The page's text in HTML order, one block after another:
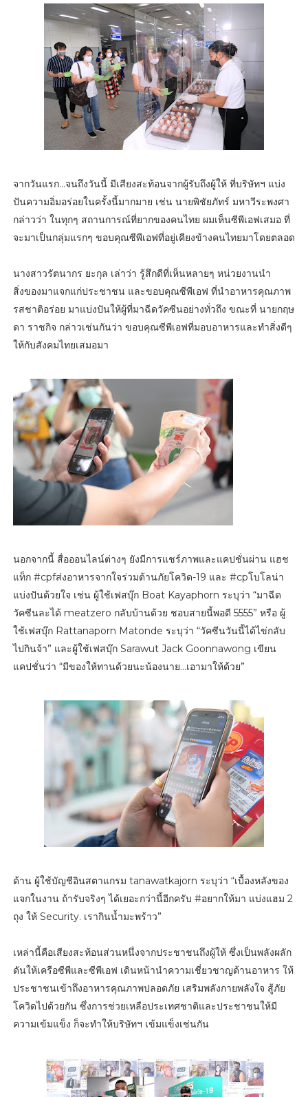
จากวันแรก...จนถึงวันนี้ มีเสียงสะท้อนจากผู้รับถึงผู้ให้ ที่บริษัทฯ แบ่ง
ปันความอิ่มอร่อยในครั้งนี้มากมาย เช่น นายพิชัยภัทร์ มหาวีระพงศา
กล่าวว่า ในทุกๆ สถานการณ์ที่ยากของคนไทย ผมเห็นซีพีเอฟเสมอ ที่
จะมาเป็นกลุ่มแรกๆ ขอบคุณซีพีเอฟที่อยู่เคียงข้างคนไทยมาโดยตลอด
นางสาวรัตนากร ยะกุล เล่าว่า รู้สึกดีที่เห็นหลายๆ หน่วยงานนำ
สิ่งของมาแจกแก่ประชาชน และขอบคุณซีพีเอฟ ที่นำอาหารคุณภาพ
รสชาติอร่อย มาแบ่งปันให้ผู้ที่มาฉีดวัคซีนอย่างทั่วถึง ขณะที่ นายกฤษ
ดา ราชกิจ กล่าวเช่นกันว่า ขอบคุณซีพีเอฟที่มอบอาหารและทำสิ่งดีๆ
ให้กับสังคมไทยเสมอมา
นอกจากนี้ สื่อออนไลน์ต่างๆ ยังมีการแชร์ภาพและแคปชั่นผ่าน แฮช
แท็ก #cpfส่งอาหารจากใจร่วมต้านภัยโควิด-19 และ #cpโบโลน่า
แบ่งปันด้วยใจ เช่น ผู้ใช้เฟสบุ๊ก Boat Kayaphorn ระบุว่า “มาฉีด
วัคซีนละได้ meatzero กลับบ้านด้วย ชอบสายนี้พอดี 5555” หรือ ผู้
ใช้เฟสบุ๊ก Rattanaporn Matonde ระบุว่า “วัคซีนวันนี้ได้ไข่กลับ
ไปกินจ้า” และผู้ใช้เฟสบุ๊ก Sarawut Jack Goonnawong เขียน
แคปชั่นว่า “มีของให้ทานด้วยนะน้องนาย...เอามาให้ด้วย”
ด้าน ผู้ใช้บัญชีอินสตาแกรม tanawatkajorn ระบุว่า “เบื้องหลังของ
แจกในงาน ถ้ารับจริงๆ ได้เยอะกว่านี้อีกครับ #อยากให้มา แบ่งแฮม 2
ถุง ให้ Security. เรากินน้ำมะพร้าว”
เหล่านี้คือเสียงสะท้อนส่วนหนึ่งจากประชาชนถึงผู้ให้ ซึ่งเป็นพลังผลัก
ดันให้เครือซีพีและซีพีเอฟ เดินหน้านำความเชี่ยวชาญด้านอาหาร ให้
ประชาชนเข้าถึงอาหารคุณภาพปลอดภัย เสริมพลังกายพลังใจ สู้ภัย
โควิดไปด้วยกัน ซึ่งการช่วยเหลือประเทศชาติและประชาชนให้มี
ความเข้มแข็ง ก็จะทำให้บริษัทฯ เข้มแข็งเช่นกัน